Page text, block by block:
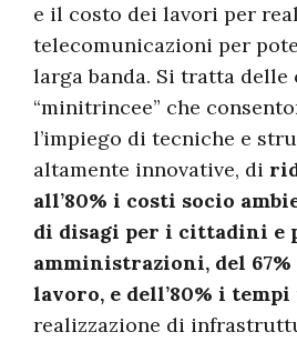
e il costo dei lavori per
telecomunicazioni per
larga banda. Si tratta delle
“minitrincee” che
l’impiego di tecniche e
altamente innovative, di
all’80% i costi socio
di disagi per i cittadini e
amministrazioni, del
lavoro, e dell’80% i tempi
realizzazione di